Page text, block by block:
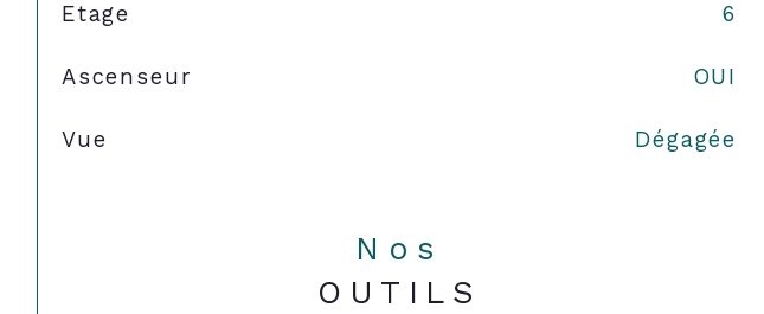
Etage 6
Ascenseur OUI
Vue Dégagée
Nos
OUTILS